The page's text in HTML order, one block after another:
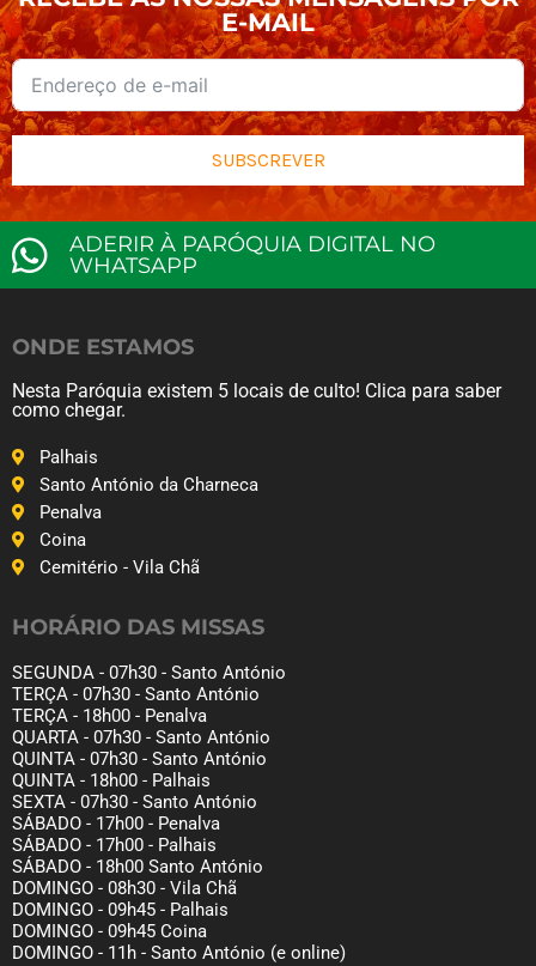
E-MAIL
SUBSCREVER
ADERIR À PARÓQUIA DIGITAL NO
WHATSAPP
ONDE ESTAMOS
Nesta Paróquia existem 5 locais de culto! Clica para saber
como chegar.
Palhais
Santo António da Charneca
Penalva
Coina
Cemitério - Vila Chã
HORÁRIO DAS MISSAS
SEGUNDA - 07h30 - Santo António
TERÇA - 07h30 - Santo António
TERÇA - 18h00 - Penalva
QUARTA - 07h30 - Santo António
QUINTA - 07h30 - Santo António
QUINTA - 18h00 - Palhais
SEXTA - 07h30 - Santo António
SÁBADO - 17h00 - Penalva
SÁBADO - 17h00 - Palhais
SÁBADO - 18h00 Santo António
DOMINGO - 08h30 - Vila Chã
DOMINGO - 09h45 - Palhais
DOMINGO - 09h45 Coina
DOMINGO - 11h - Santo António (e online)